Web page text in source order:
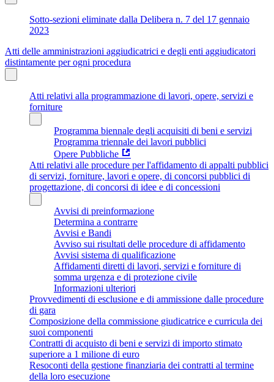
Sotto-sezioni eliminate dalla Delibera n. 7 del 17 gennaio
2023
Atti delle amministrazioni aggiudicatrici e degli enti aggiudicatori
distintamente per ogni procedura
Atti relativi alla programmazione di lavori, opere, servizi e
forniture
Programma biennale degli acquisiti di beni e servizi
Programma triennale dei lavori pubblici
Opere Pubbliche
Atti relativi alle procedure per l'affidamento di appalti pubblici
di servizi, forniture, lavori e opere, di concorsi pubblici di
progettazione, di concorsi di idee e di concessioni
Avvisi di preinformazione
Determina a contrarre
Avvisi e Bandi
Avviso sui risultati delle procedure di affidamento
Avvisi sistema di qualificazione
Affidamenti diretti di lavori, servizi e forniture di
somma urgenza e di protezione civile
Informazioni ulteriori
Provvedimenti di esclusione e di ammissione dalle procedure
di gara
Composizione della commissione giudicatrice e curricula dei
suoi componenti
Contratti di acquisto di beni e servizi di importo stimato
superiore a 1 milione di euro
Resoconti della gestione finanziaria dei contratti al termine
della loro esecuzione